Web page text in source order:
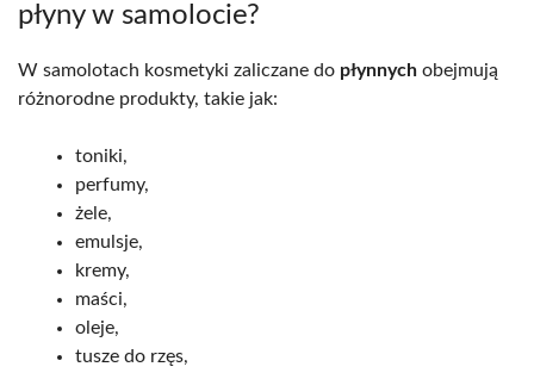
płyny w samolocie?
W samolotach kosmetyki zaliczane do płynnych obejmują
różnorodne produkty, takie jak:
toniki,
perfumy,
żele,
emulsje,
kremy,
maści,
oleje,
tusze do rzęs,